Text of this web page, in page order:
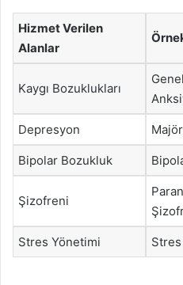
Hizmet Verilen
Alanlar
Kaygı Bozuklukları
Depresyon
Bipolar Bozukluk
Şizofreni
Stres Yönetimi